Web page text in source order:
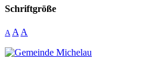
Schriftgröße
A A A